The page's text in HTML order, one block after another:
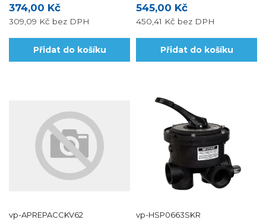
374,00 Kč
309,09 Kč bez DPH
Přidat do košíku
545,00 Kč
450,41 Kč bez DPH
Přidat do košíku
vp-APREPACCKV62 vp-HSP0663SKR